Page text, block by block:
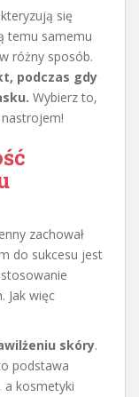
się
temu samemu
różny sposób.
podczas gdy
Wybierz to,
zachował
do sukcesu jest
Jak więc
skóry.
podstawa
a kosmetyki